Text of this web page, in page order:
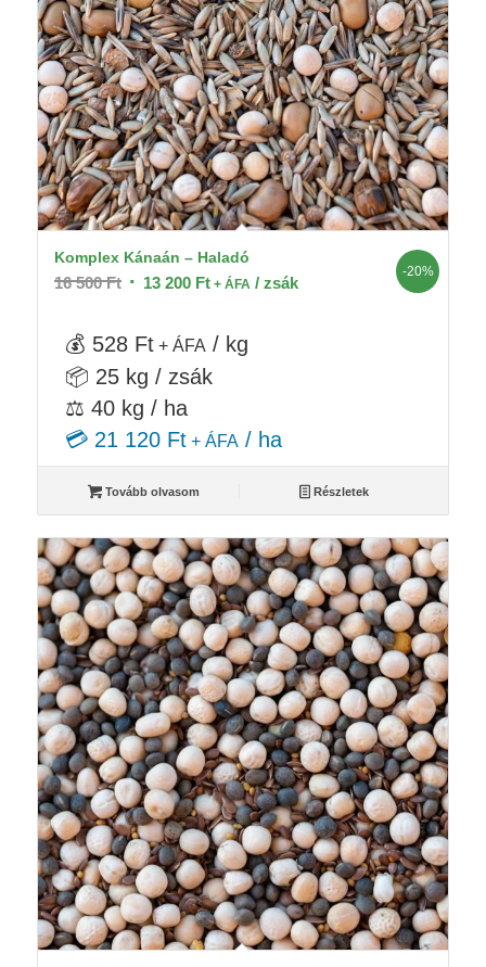
Komplex Kánaán – Haladó
16 500Ft Original
16
500 Ft.
13 200 FtCurrent
13
200 Ft.
+ ÁFA / zsák
-20%
💰 528 Ft+ ÁFA / kg
📦 25 kg / zsák
⚖️ 40 kg / ha
💳 21 120 Ft+ ÁFA/ ha
Tovább olvasom Részletek